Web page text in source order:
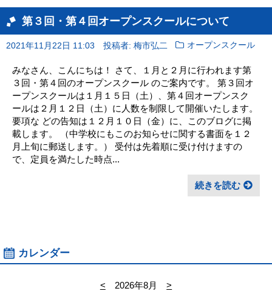
第３回・第４回オープンスクールについて
2021年11月22日 11:03 投稿者: 梅市弘二 オープンスクール
みなさん、こんにちは！ さて、１月と２月に行われます第
３回・第４回のオープンスクール のご案内です。 第３回オ
ープンスクールは１月１５日（土）、第４回オープンスク
ールは２月１２日（土）に人数を制限して開催いたします。
要項な どの告知は１２月１０日（金）に、このブログに掲
載します。 （中学校にもこのお知らせに関する書面を１２
月上旬に郵送します。） 受付は先着順に受け付けますの
で、定員を満たした時点...
続きを読む
カレンダー
< 2026年8月
>